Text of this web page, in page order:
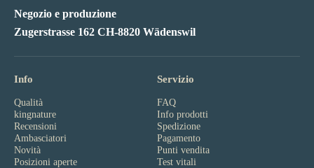
Negozio e produzione
Zugerstrasse 162 CH-8820 Wädenswil
Info
Qualità
kingnature
Recensioni
Ambasciatori
Novità
Posizioni aperte
Servizio
FAQ
Info prodotti
Spedizione
Pagamento
Punti vendita
Test vitali